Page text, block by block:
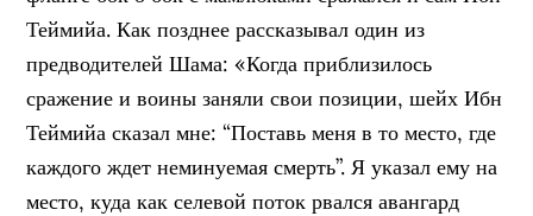
Теймийа. Как позднее рассказывал один из
предводителей Шама: «Когда приблизилось
сражение и воины заняли свои позиции, шейх Ибн
Теймийа сказал мне: “Поставь меня в то место, где
каждого ждет неминуемая смерть”. Я указал ему на
место, куда как селевой поток рвался авангард